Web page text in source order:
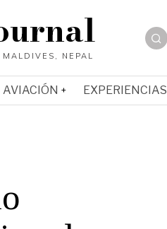
AVIACIÓN EXPERIENCIAS